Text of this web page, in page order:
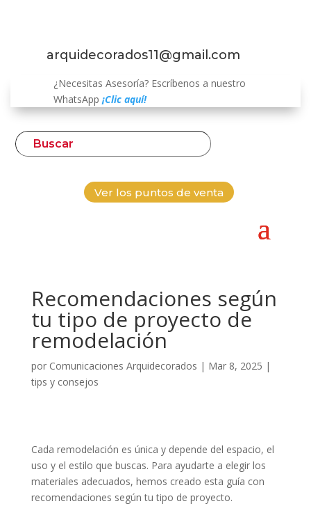
arquidecorados11@gmail.com
¿Necesitas Asesoría? Escríbenos a nuestro
WhatsApp ¡Clic aquí!
Ver los puntos de venta
Recomendaciones según
tu tipo de proyecto de
remodelación
por Comunicaciones Arquidecorados | Mar 8, 2025 |
tips y consejos
Cada remodelación es única y depende del espacio, el
uso y el estilo que buscas. Para ayudarte a elegir los
materiales adecuados, hemos creado esta guía con
recomendaciones según tu tipo de proyecto.